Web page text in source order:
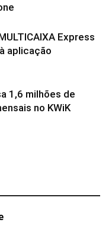
Express
aplicação
1,6 milhões de
no KWiK